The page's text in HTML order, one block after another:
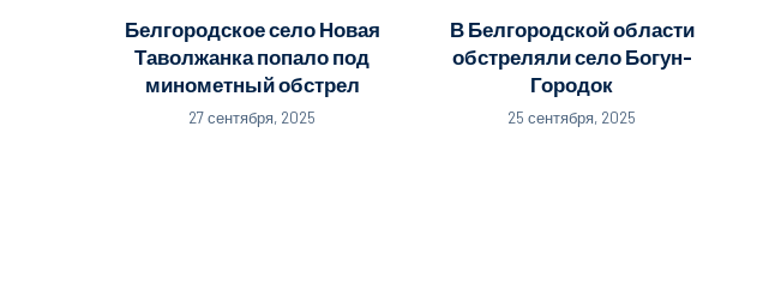
Белгородское село Новая
Таволжанка попало под
минометный обстрел
27 сентября, 2025
В Белгородской области
обстреляли село Богун-
Городок
25 сентября, 2025